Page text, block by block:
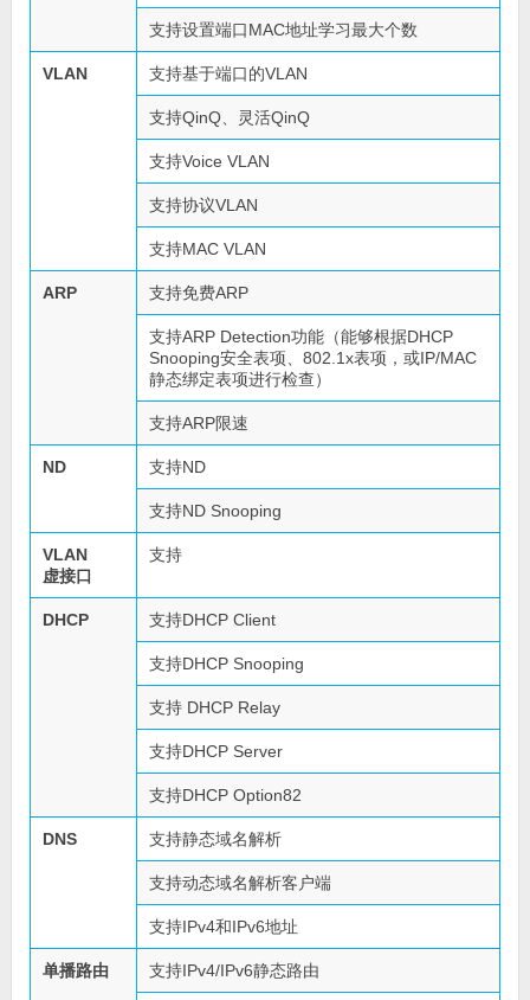
支持设置端口MAC地址学习最大个数
VLAN 支持基于端口的VLAN
支持QinQ、灵活QinQ
支持Voice VLAN
支持协议VLAN
支持MAC VLAN
ARP 支持免费ARP
支持ARP Detection功能（能够根据DHCP
Snooping安全表项、802.1x表项，或IP/MAC
静态绑定表项进行检查）
支持ARP限速
ND 支持ND
支持ND Snooping
VLAN
虚接口
支持
DHCP 支持DHCP Client
支持DHCP Snooping
支持 DHCP Relay
支持DHCP Server
支持DHCP Option82
DNS 支持静态域名解析
支持动态域名解析客户端
支持IPv4和IPv6地址
单播路由 支持IPv4/IPv6静态路由